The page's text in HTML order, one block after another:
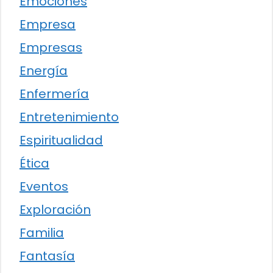
Empresa
Empresas
Energía
Enfermería
Entretenimiento
Espiritualidad
Ética
Eventos
Exploración
Familia
Fantasía